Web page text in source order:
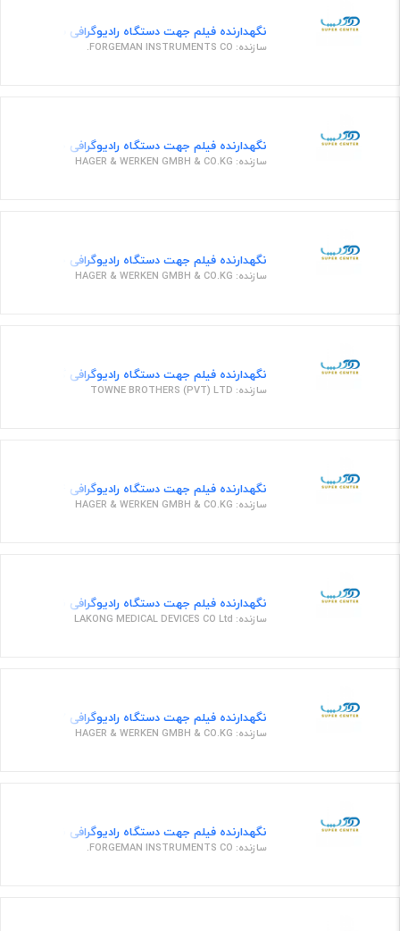
نگهدارنده فیلم جهت دستگاه رادیوگرافی ست 8 تایی نگهدارنده فیلم
سازنده: FORGEMAN INSTRUMENTS CO.
نگهدارنده فیلم جهت دستگاه رادیوگرافی 656300 ارت نامبر
سازنده: HAGER & WERKEN GMBH & CO.KG
نگهدارنده فیلم جهت دستگاه رادیوگرافی 656220 ارت نامبر
سازنده: HAGER & WERKEN GMBH & CO.KG
نگهدارنده فیلم جهت دستگاه رادیوگرافی گیره فیلم 6عددی
سازنده: TOWNE BROTHERS (PVT) LTD
نگهدارنده فیلم جهت دستگاه رادیوگرافی 635184 ارت نامبر
سازنده: HAGER & WERKEN GMBH & CO.KG
نگهدارنده فیلم جهت دستگاه رادیوگرافی نگهدارنده
سازنده: LAKONG MEDICAL DEVICES CO Ltd
نگهدارنده فیلم جهت دستگاه رادیوگرافی 635027 ارت نامبر
سازنده: HAGER & WERKEN GMBH & CO.KG
نگهدارنده فیلم جهت دستگاه رادیوگرافی نگهدارنده
سازنده: FORGEMAN INSTRUMENTS CO.